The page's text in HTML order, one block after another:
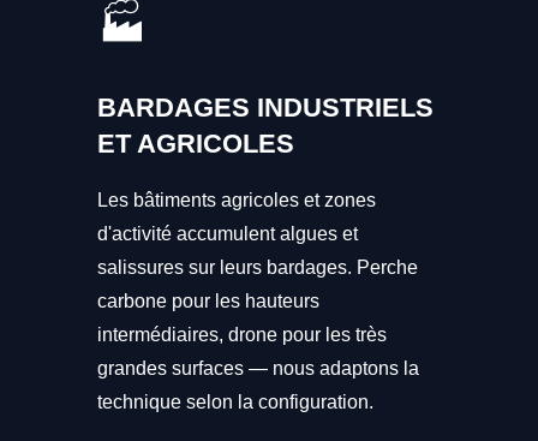
🏭
BARDAGES INDUSTRIELS
ET AGRICOLES
Les bâtiments agricoles et zones
d'activité accumulent algues et
salissures sur leurs bardages. Perche
carbone pour les hauteurs
intermédiaires, drone pour les très
grandes surfaces — nous adaptons la
technique selon la configuration.